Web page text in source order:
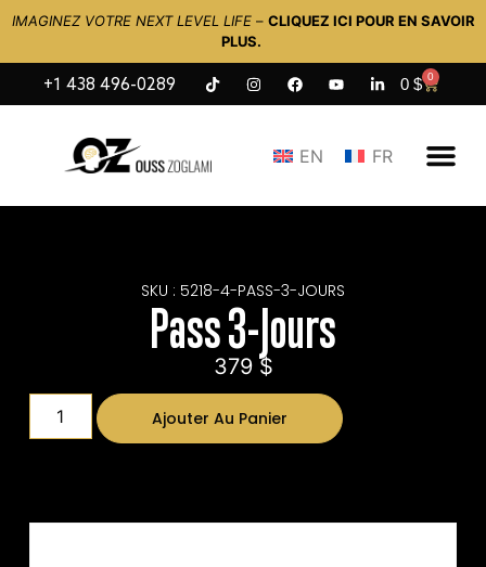
IMAGINEZ VOTRE NEXT LEVEL LIFE – CLIQUEZ ICI POUR EN SAVOIR
PLUS.
+1 438 496-0289 0 $ 0
EN FR
SKU : 5218-4-PASS-3-JOURS
Pass 3-Jours
379 $
Ajouter Au Panier